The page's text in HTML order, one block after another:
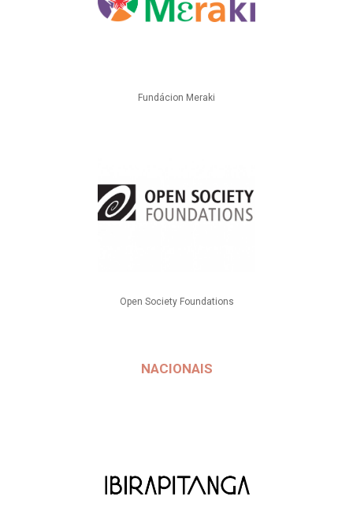
Fundácion Meraki
Open Society Foundations
NACIONAIS